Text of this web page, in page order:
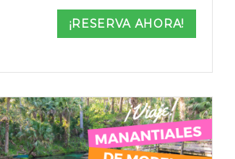
¡RESERVA AHORA!